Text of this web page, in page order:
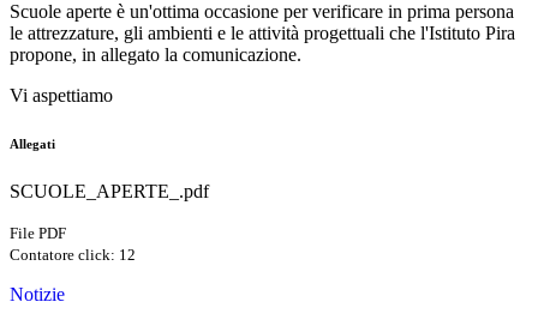
Scuole aperte è un'ottima occasione per verificare in prima persona
le attrezzature, gli ambienti e le attività progettuali che l'Istituto Pira
propone, in allegato la comunicazione.
Vi aspettiamo
Allegati
SCUOLE_APERTE_.pdf
File PDF
Contatore click: 12
Notizie